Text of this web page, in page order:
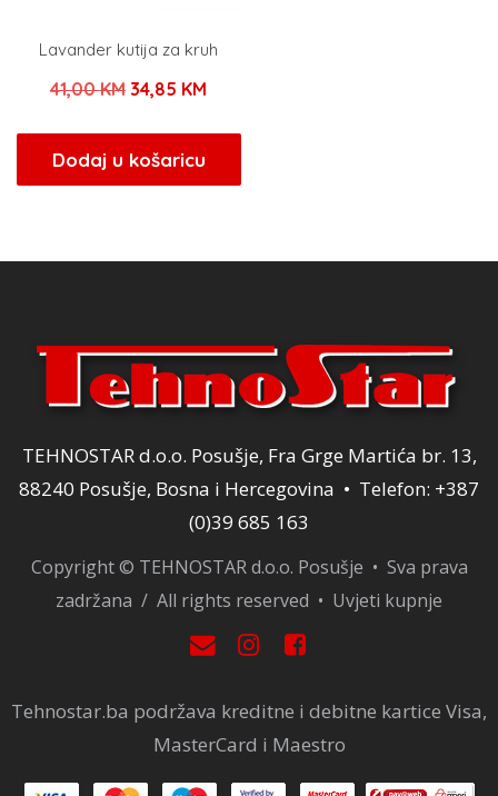
Lavander kutija za kruh
41,00KM Izvorna
bila
je:
34,85 KMTrenutna
34,85 KM.
Dodaj u košaricu
TEHNOSTAR d.o.o. Posušje, Fra Grge Martića br. 13,
88240 Posušje, Bosna i Hercegovina • Telefon: +387
(0)39 685 163
Copyright © TEHNOSTAR d.o.o. Posušje • Sva prava
zadržana / All rights reserved • Uvjeti kupnje
Tehnostar.ba podržava kreditne i debitne kartice Visa,
MasterCard i Maestro